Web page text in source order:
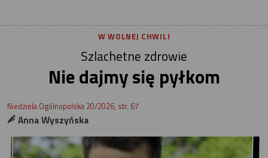
W WOLNEJ CHWILI
Szlachetne zdrowie
Nie dajmy się pyłkom
Niedziela Ogólnopolska 20/2026, str. 67
Anna Wyszyńska